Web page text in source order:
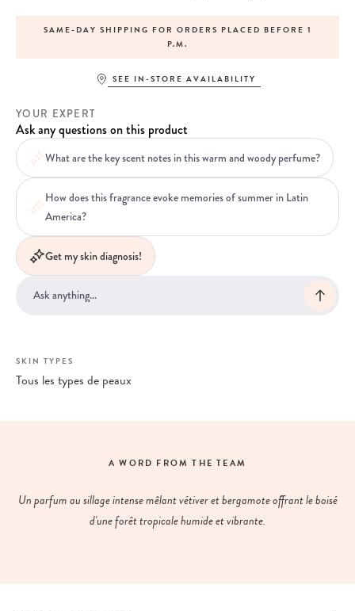
SAME-DAY SHIPPING FOR ORDERS PLACED BEFORE 1
P.M.
SEE IN-STORE AVAILABILITY
YOUR EXPERT
Ask any questions on this product
What are the key scent notes in this warm and woody perfume?
How does this fragrance evoke memories of summer in Latin
America?
Get my skin diagnosis!
SKIN TYPES
Tous les types de peaux
A WORD FROM THE TEAM
Un parfum au sillage intense mêlant vétiver et bergamote offrant le boisé
d'une forêt tropicale humide et vibrante.